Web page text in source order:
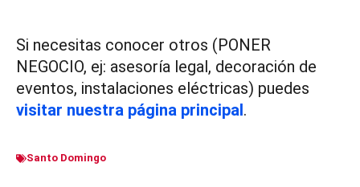
Si necesitas conocer otros (PONER
NEGOCIO, ej: asesoría legal, decoración de
eventos, instalaciones eléctricas) puedes
visitar nuestra página principal.
Santo Domingo